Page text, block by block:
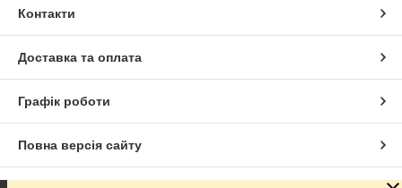
Контакти
Доставка та оплата
Графік роботи
Повна версія сайту